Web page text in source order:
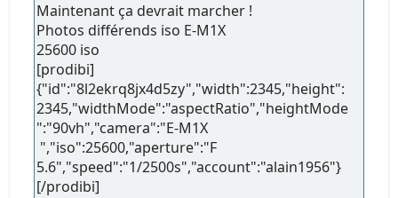
Maintenant ça devrait marcher !
Photos différends iso E-M1X
25600 iso
[prodibi]
{"id":"8l2ekrq8jx4d5zy","width":2345,"height":
2345,"widthMode":"aspectRatio","heightMode
":"90vh","camera":"E-M1X
","iso":25600,"aperture":"F
5.6","speed":"1/2500s","account":"alain1956"}
[/prodibi]